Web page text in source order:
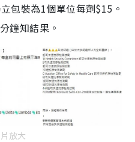
包裝為1個單位每劑$15。
鐘知結果。
放大